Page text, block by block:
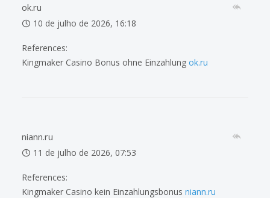
ok.ru
10 de julho de 2026, 16:18
References:
Kingmaker Casino Bonus ohne Einzahlung ok.ru
niann.ru
11 de julho de 2026, 07:53
References:
Kingmaker Casino kein Einzahlungsbonus niann.ru